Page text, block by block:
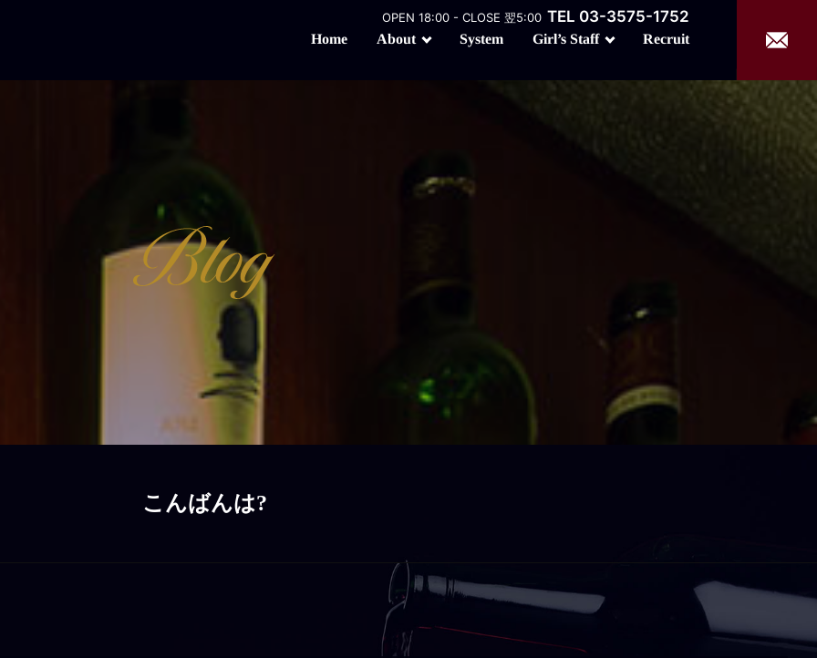
OPEN 18:00 - CLOSE 翌5:00 TEL 03-3575-1752
Home About System Girl’s Staff Recruit
こんばんは?